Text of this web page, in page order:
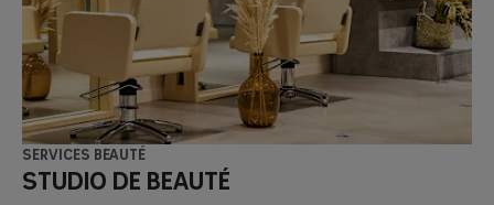
Services beauté
Studio de beauté